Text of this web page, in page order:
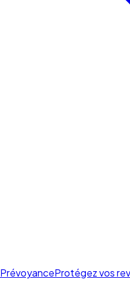
PrévoyanceProtégez vos